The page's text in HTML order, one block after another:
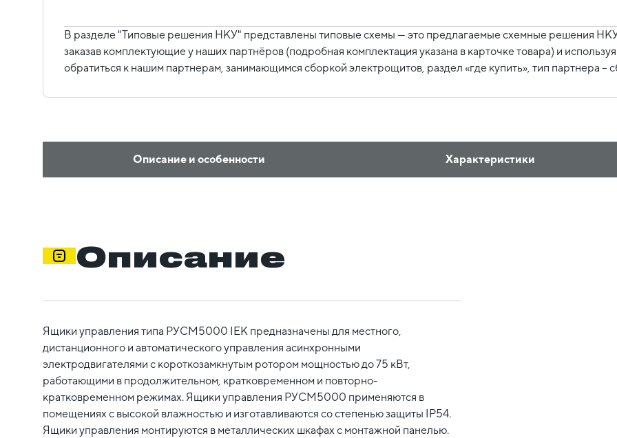
В разделе "Типовые решения НКУ" представлены типовые схемы — это предлагаемые схемные решения
заказав комплектующие у наших партнёров (подробная комплектация указана в карточке товара) и
обратиться к нашим партнерам, занимающимся сборкой электрощитов, раздел «где купить», тип партнера –
Описание и особенности Характеристики
Описание
Ящики управления типа РУСМ5000 IEK предназначены для местного,
дистанционного и автоматического управления асинхронными
электродвигателями с короткозамкнутым ротором мощностью до 75 кВт,
работающими в продолжительном, кратковременном и повторно-
кратковременном режимах. Ящики управления РУСМ5000 применяются в
помещениях с высокой влажностью и изготавливаются со степенью защиты IP54.
Ящики управления монтируются в металлических шкафах с монтажной панелью.